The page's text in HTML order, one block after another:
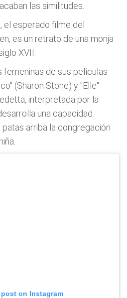
las similitudes.
el esperado filme del
es un retrato de una monja
XVII.
femeninas de sus películas
(Sharon Stone) y "Elle"
interpretada por la
una capacidad
arriba la congregación
on Instagram